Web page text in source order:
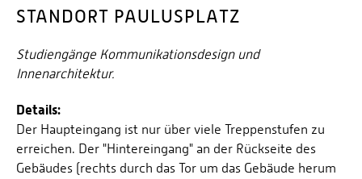
STANDORT PAULUSPLATZ
Studiengänge Kommunikationsdesign und
Innenarchitektur.
Details:
Der Haupteingang ist nur über viele Treppenstufen zu
erreichen. Der "Hintereingang" an der Rückseite des
Gebäudes (rechts durch das Tor um das Gebäude herum